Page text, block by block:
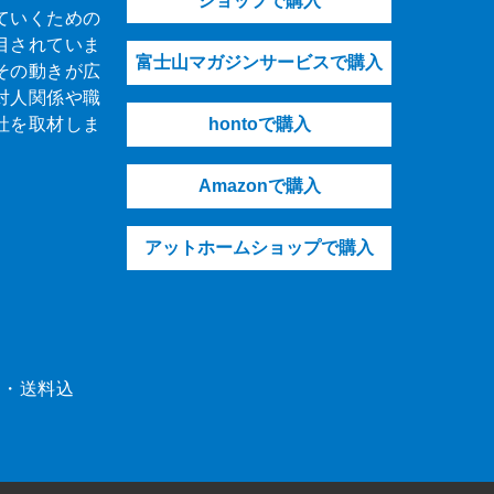
いくための
されていま
の動きが広
人関係や職
を取材しま
送料込
富士山マガジンサービスで購入
hontoで購入
Amazonで購入
アットホームショップで購入